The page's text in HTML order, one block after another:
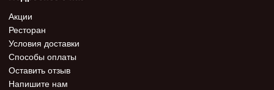
Акции
Ресторан
Условия доставки
Способы оплаты
Оставить отзыв
Напишите нам